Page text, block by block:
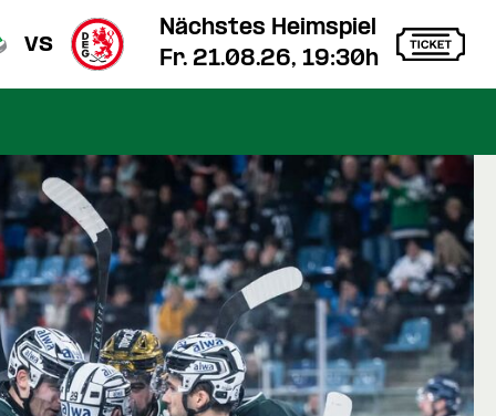
vs
Nächstes Heimspiel
Fr. 21.08.26, 19:30h